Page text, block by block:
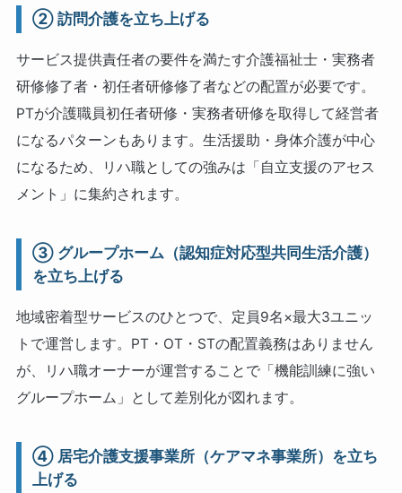
② 訪問介護を立ち上げる
サービス提供責任者の要件を満たす介護福祉士・実務者
研修修了者・初任者研修修了者などの配置が必要です。
PTが介護職員初任者研修・実務者研修を取得して経営者
になるパターンもあります。生活援助・身体介護が中心
になるため、リハ職としての強みは「自立支援のアセス
メント」に集約されます。
③ グループホーム（認知症対応型共同生活介護）
を立ち上げる
地域密着型サービスのひとつで、定員9名×最大3ユニッ
トで運営します。PT・OT・STの配置義務はありません
が、リハ職オーナーが運営することで「機能訓練に強い
グループホーム」として差別化が図れます。
④ 居宅介護支援事業所（ケアマネ事業所）を立ち
上げる